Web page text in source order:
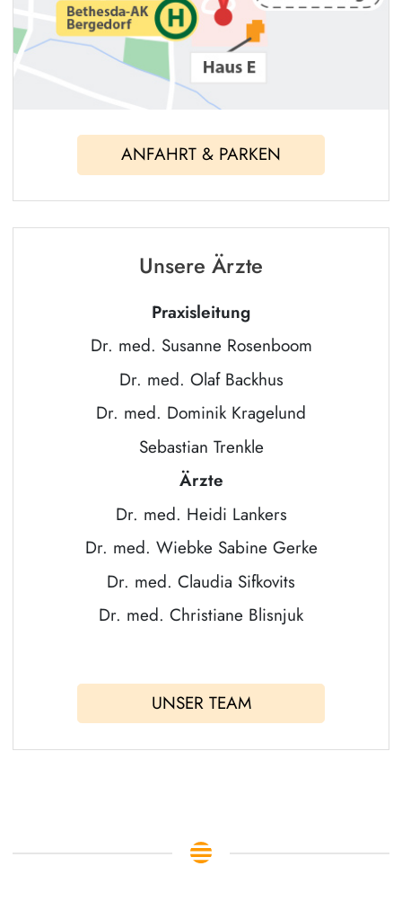
ANFAHRT & PARKEN
Unsere Ärzte
Praxisleitung
Dr. med. Susanne Rosenboom
Dr. med. Olaf Backhus
Dr. med. Dominik Kragelund
Sebastian Trenkle
Ärzte
Dr. med. Heidi Lankers
Dr. med. Wiebke Sabine Gerke
Dr. med. Claudia Sifkovits
Dr. med. Christiane Blisnjuk
UNSER TEAM